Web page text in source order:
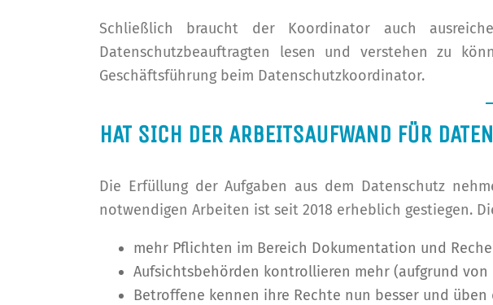
Schließlich braucht der Koordinator auch
Datenschutzbeauftragten lesen und verstehen zu
Geschäftsführung beim Datenschutzkoordinator.
HAT SICH DER ARBEITSAUFWAND FÜR
Die Erfüllung der Aufgaben aus dem Datenschutz
notwendigen Arbeiten ist seit 2018 erheblich gestiegen.
mehr Pflichten im Bereich Dokumentation und
Aufsichtsbehörden kontrollieren mehr (aufgrund
Betroffene kennen ihre Rechte nun besser und